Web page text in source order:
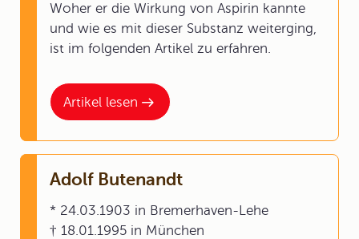
Artikel lesen
Woher er die Wirkung von Aspirin kannte
und wie es mit dieser Substanz weiterging,
ist im folgenden Artikel zu erfahren.
Adolf Butenandt
* 24.03.1903 in Bremerhaven-Lehe
† 18.01.1995 in München